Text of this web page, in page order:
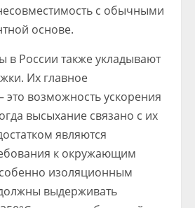
с обычными
основе.
в России также укладывают
Их главное
возможность ускорения
высыхание связано с их
являются
к окружающим
изоляционным
выдерживать